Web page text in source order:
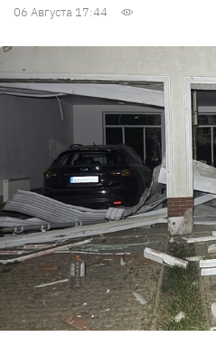
06 Августа 17:44